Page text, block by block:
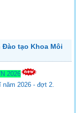
tạo Khoa Môi
2026
2026 - đợt 2.